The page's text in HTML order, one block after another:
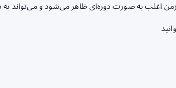
اغلب به صورت دوره‌ای ظاهر می‌شود و می‌تواند